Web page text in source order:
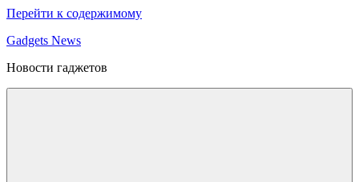
Перейти к содержимому
Gadgets News
Новости гаджетов